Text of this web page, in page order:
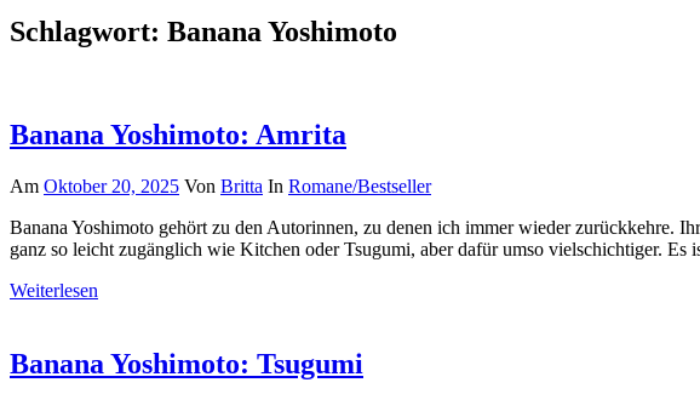
Schlagwort: Banana Yoshimoto
Banana Yoshimoto: Amrita
Am Oktober 20, 2025 Von Britta In Romane/Bestseller
Banana Yoshimoto gehört zu den Autorinnen, zu denen ich immer wieder zurückkehre.
ganz so leicht zugänglich wie Kitchen oder Tsugumi, aber dafür umso vielschichtiger.
Weiterlesen
Banana Yoshimoto: Tsugumi